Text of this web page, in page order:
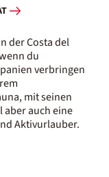
der Costa del
du
verbringen
mit seinen
aber auch eine
Aktivurlauber.